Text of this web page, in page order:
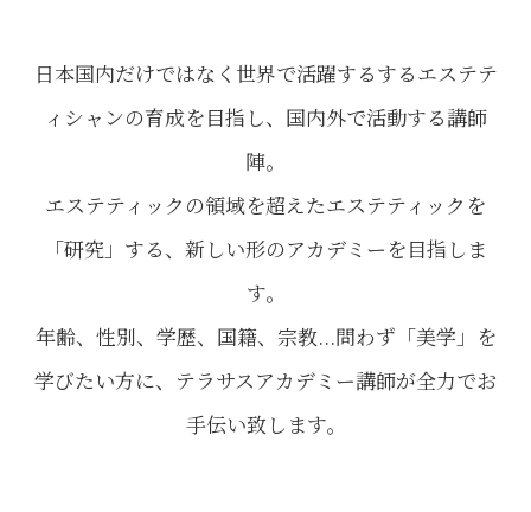
日本国内だけではなく世界で活躍するするエステテ
ィシャンの育成を目指し、国内外で活動する講師
陣。
エステティックの領域を超えたエステティックを
「研究」する、新しい形のアカデミーを目指しま
す。
年齢、性別、学歴、国籍、宗教...問わず「美学」を
学びたい方に、テラサスアカデミー講師が全力でお
手伝い致します。